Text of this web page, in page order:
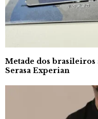
Metade dos
Serasa Experian